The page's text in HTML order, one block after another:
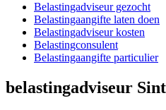
Belastingadviseur gezocht
Belastingaangifte laten doen
Belastingadviseur kosten
Belastingconsulent
Belastingaangifte particulier
belastingadviseur